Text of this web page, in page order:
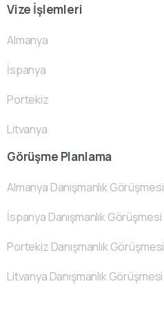
Vize İşlemleri
Almanya
İspanya
Portekiz
Litvanya
Görüşme Planlama
Almanya Danışmanlık Görüşmesi
İspanya Danışmanlık Görüşmesi
Portekiz Danışmanlık Görüşmesi
Litvanya Danışmanlık Görüşmesi